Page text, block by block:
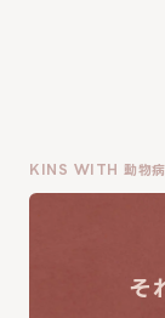
KINS WITH 動物
そ